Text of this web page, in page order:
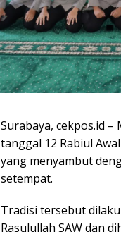
Surabaya, cekpos.id
tanggal 12 Rabiul
yang menyambut
setempat.
Tradisi tersebut
Rasulullah SAW dan